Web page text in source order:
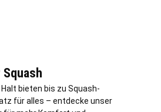
bieten bis zu Squash-
für alles – entdecke unser